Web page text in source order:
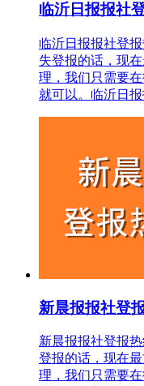
临沂日报报社
临沂日报报社登
失登报的话，现
理，我们只需要
就可以。临沂日报
新晨报报社登
新晨报报社登报
登报的话，现在
理，我们只需要